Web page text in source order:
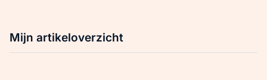
Mijn artikeloverzicht